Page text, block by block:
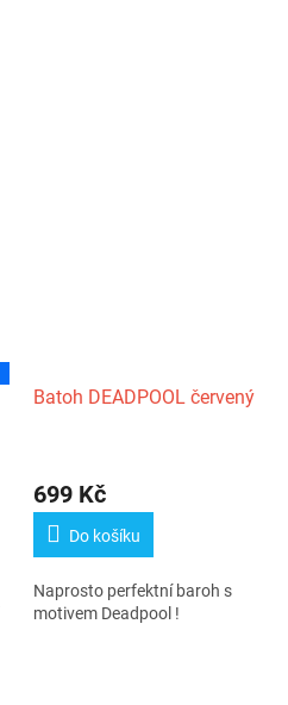
Batoh DEADPOOL červený
699 Kč
Do košíku
Naprosto perfektní baroh s
motivem Deadpool !